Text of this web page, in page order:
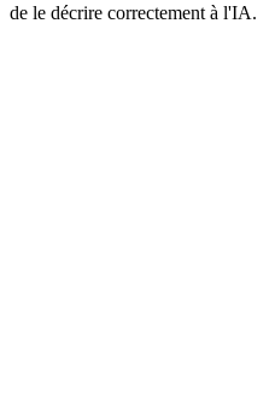
de le décrire correctement à l'IA.